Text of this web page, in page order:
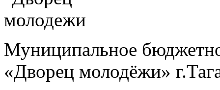
Муниципальное
«Дворец молодёжи»